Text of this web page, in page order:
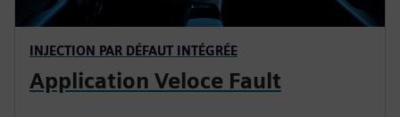
INJECTION PAR DÉFAUT INTÉGRÉE
Application Veloce Fault